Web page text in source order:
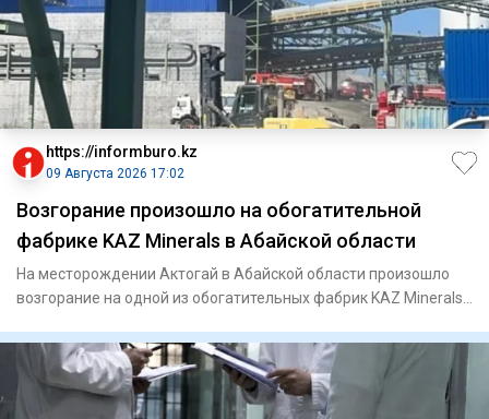
https://informburo.kz
09 Августа 2026 17:02
Возгорание произошло на обогатительной
фабрике KAZ Minerals в Абайской области
На месторождении Актогай в Абайской области произошло
возгорание на одной из обогатительных фабрик KAZ Minerals.